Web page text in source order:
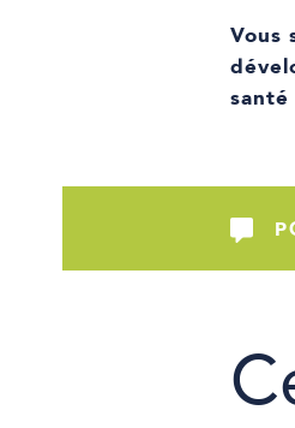
Vous
santé